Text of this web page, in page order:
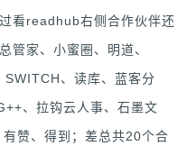
看readhub右侧合作伙伴还
管家、小蜜圈、明道、
、读库、蓝客分
、拉钩云人事、石墨文
赞、得到；差总共20个合